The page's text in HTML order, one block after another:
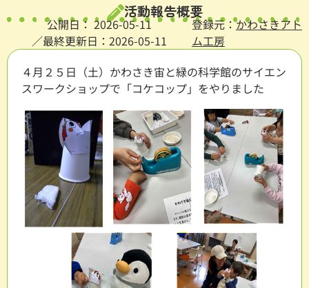
活動報告概要
公開日： 2026-05-11
／最終更新日：2026-05-11
登録元：かわさきアト
ム工房
４月２５日（土）かわさき宙と緑の科学館のサイエン
スワークショップで「コケコップ」をやりました